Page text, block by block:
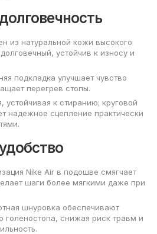
из натуральной кожи высокого
устойчив к износу и
подкладка улучшает чувство
перегрев стопы.
устойчивая к стиранию; круговой
надежное сцепление практически
Nike Air в подошве смягчает
шаги более мягкими даже при
шнуровка обеспечивают
голеностопа, снижая риск травм и